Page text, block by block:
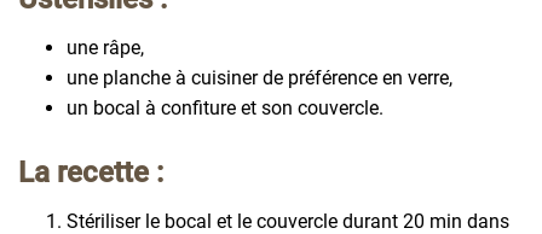
une râpe,
une planche à cuisiner de préférence en verre,
un bocal à confiture et son couvercle.
La recette :
Stériliser le bocal et le couvercle durant 20 min dans